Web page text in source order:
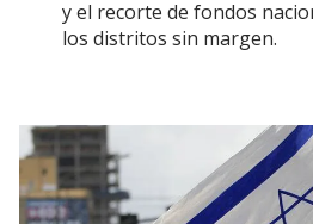
y el recorte de fondos
los distritos sin margen.